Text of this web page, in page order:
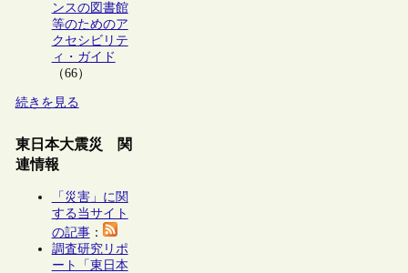
ンスの図書館
等のためのア
クセシビリテ
ィ・ガイド
（66）
続きを見る
東日本大震災 関
連情報
「災害」に関
する当サイト
の記事：
調査研究リポ
ート「東日本